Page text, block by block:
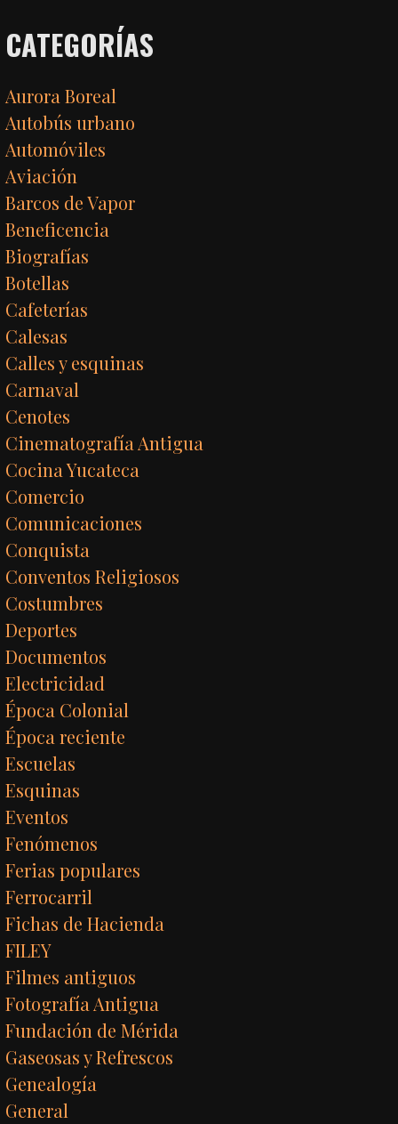
CATEGORÍAS
Aurora Boreal
Autobús urbano
Automóviles
Aviación
Barcos de Vapor
Beneficencia
Biografías
Botellas
Cafeterías
Calesas
Calles y esquinas
Carnaval
Cenotes
Cinematografía Antigua
Cocina Yucateca
Comercio
Comunicaciones
Conquista
Conventos Religiosos
Costumbres
Deportes
Documentos
Electricidad
Época Colonial
Época reciente
Escuelas
Esquinas
Eventos
Fenómenos
Ferias populares
Ferrocarril
Fichas de Hacienda
FILEY
Filmes antiguos
Fotografía Antigua
Fundación de Mérida
Gaseosas y Refrescos
Genealogía
General